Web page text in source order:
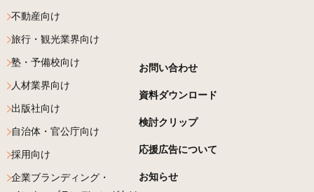
不動産向け
旅行・観光業界向け
塾・予備校向け
人材業界向け
出版社向け
自治体・官公庁向け
採用向け
企業ブランディング・
お問い合わせ
資料ダウンロード
検討クリップ
応援広告について
お知らせ